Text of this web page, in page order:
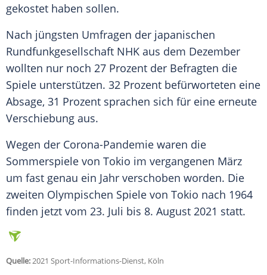
gekostet haben sollen.
Nach jüngsten Umfragen der japanischen
Rundfunkgesellschaft NHK aus dem Dezember
wollten nur noch 27 Prozent der Befragten die
Spiele unterstützen. 32 Prozent befürworteten eine
Absage, 31 Prozent sprachen sich für eine erneute
Verschiebung aus.
Wegen der Corona-Pandemie waren die
Sommerspiele von Tokio im vergangenen März
um fast genau ein Jahr verschoben worden. Die
zweiten Olympischen Spiele von Tokio nach 1964
finden jetzt vom 23. Juli bis 8. August 2021 statt.
Quelle:2021 Sport-Informations-Dienst, Köln